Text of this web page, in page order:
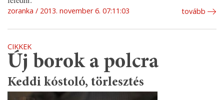
zoranka 2013. november 6. 07:11:03 tovább
CIKKEK
Új borok a polcra
Keddi kóstoló, törlesztés